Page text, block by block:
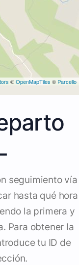
©OpenMapTiles © Parcello
seguimiento vía
hasta qué hora
la primera y
Para obtener la
tu ID de